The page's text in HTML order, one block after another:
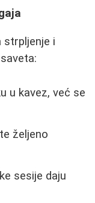
strpljenje i
u kavez, već se
željeno
sesije daju